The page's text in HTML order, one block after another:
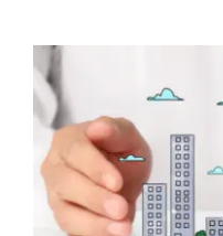
Voir
l'image
agrandie